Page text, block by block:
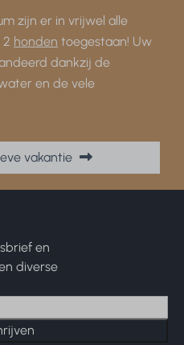
zijn er in vrijwel alle
honden toegestaan! Uw
dankzij de
en de vele
vakantie
en
diverse